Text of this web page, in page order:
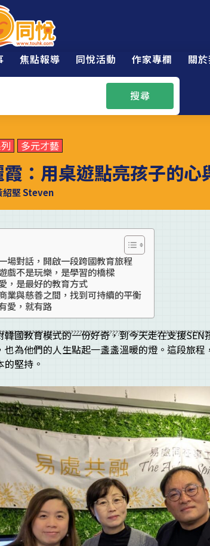
焦點報導 同悅活動 作家專欄 關
搜尋
多元才藝
：用桌遊點亮孩子的心
紹堅 Steven
場對話，開啟一段跨國教育旅程
戲不是玩樂，是學習的橋樑
，是最好的教育方式
業與慈善之間，找到可持續的平衡
愛，就有路
韓國教育模式的一份好奇，到今天走在支援
也為他們的人生點起一盞盞溫暖的燈。這段旅
的堅持。